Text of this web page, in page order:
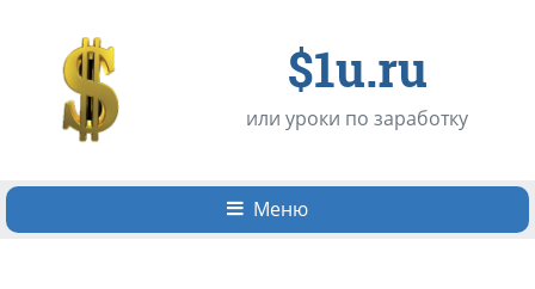
$1u.ru
или уроки по заработку
Меню